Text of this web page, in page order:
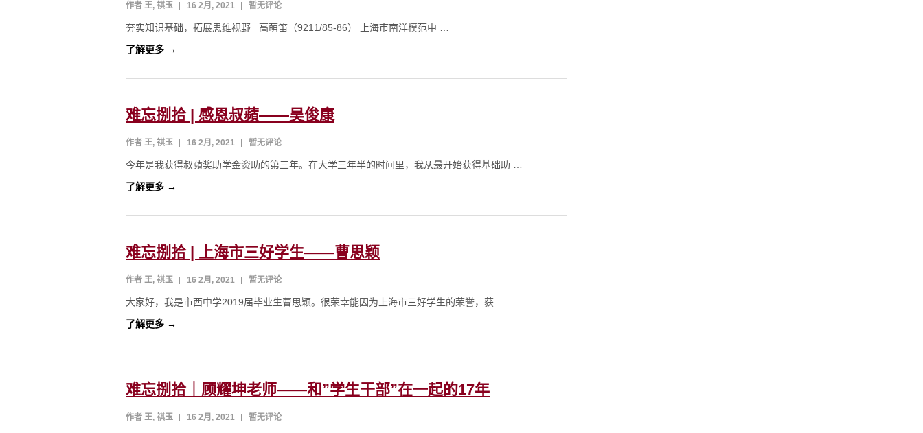
作者 王, 祺玉 16 2月, 2021 暂无评论
夯实知识基础，拓展思维视野 高萌笛（9211/85-86） 上海市南洋模范中 …
了解更多 →
难忘捌拾 | 感恩叔蘋——吴俊康
作者 王, 祺玉 16 2月, 2021 暂无评论
今年是我获得叔蘋奖助学金资助的第三年。在大学三年半的时间里，我从最开始获得基础助 …
了解更多 →
难忘捌拾 | 上海市三好学生——曹思颖
作者 王, 祺玉 16 2月, 2021 暂无评论
大家好，我是市西中学2019届毕业生曹思颖。很荣幸能因为上海市三好学生的荣誉，获 …
了解更多 →
难忘捌拾｜顾耀坤老师——和”学生干部”在一起的17年
作者 王, 祺玉 16 2月, 2021 暂无评论